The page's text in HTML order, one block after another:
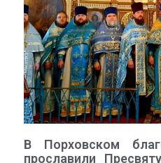
В Порховском
прославили